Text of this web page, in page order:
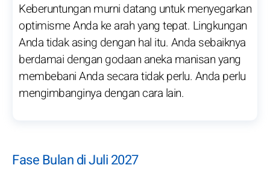
Keberuntungan murni datang untuk menyegarkan
optimisme Anda ke arah yang tepat. Lingkungan
Anda tidak asing dengan hal itu. Anda sebaiknya
berdamai dengan godaan aneka manisan yang
membebani Anda secara tidak perlu. Anda perlu
mengimbanginya dengan cara lain.
Fase Bulan di Juli 2027